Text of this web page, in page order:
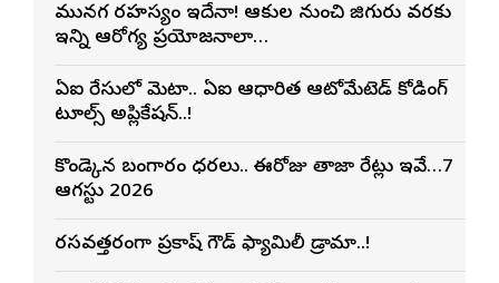
మునగ రహస్యం ఇదేనా! ఆకుల నుంచి జిగురు వరకు
ఇన్ని ఆరోగ్య ప్రయోజనాలా…
ఏఐ రేసులో మెటా.. ఏఐ ఆధారిత ఆటోమేటెడ్ కోడింగ్
టూల్స్ అప్లికేషన్..!
కొండెక్కిన బంగారం ధరలు.. ఈరోజు తాజా రేట్లు ఇవే…7
ఆగస్టు 2026
రసవత్తరంగా ప్రకాష్ గౌడ్ ఫ్యామిలీ డ్రామా..!